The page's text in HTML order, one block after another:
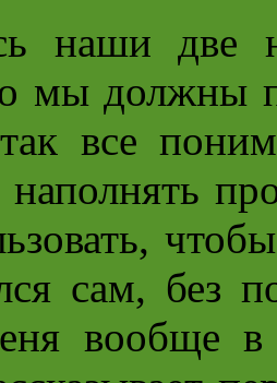
наши
мы должны
все
наполнять
сам, без
вообще